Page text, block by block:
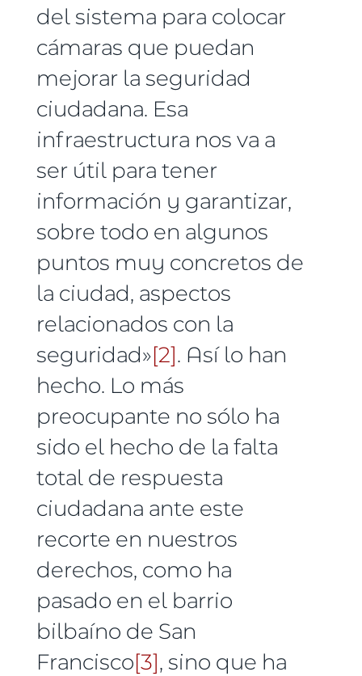
del sistema para colocar
cámaras que puedan
mejorar la seguridad
ciudadana. Esa
infraestructura nos va a
ser útil para tener
información y garantizar,
sobre todo en algunos
puntos muy concretos de
la ciudad, aspectos
relacionados con la
seguridad»[2]. Así lo han
hecho. Lo más
preocupante no sólo ha
sido el hecho de la falta
total de respuesta
ciudadana ante este
recorte en nuestros
derechos, como ha
pasado en el barrio
bilbaíno de San
Francisco[3], sino que ha